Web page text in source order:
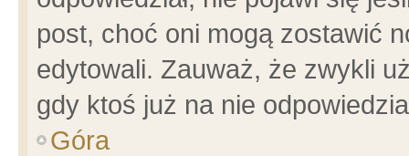
post, choć oni mogą zostawić
edytowali. Zauważ, że zwykli
gdy ktoś już na nie
Góra